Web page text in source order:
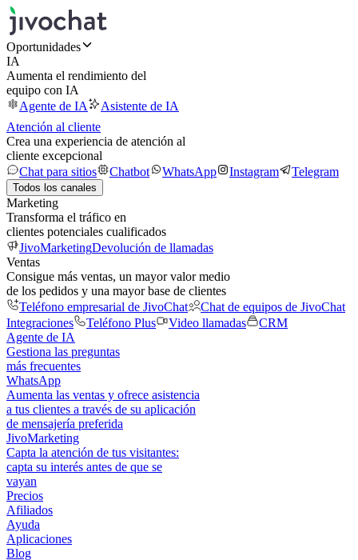
Oportunidades
IA
Aumenta el rendimiento del
equipo con IA
Agente de IA
Asistente de IA
Atención al cliente
Crea una experiencia de atención al
cliente excepcional
Chat para sitios
Chatbot WhatsApp Instagram Telegram
Todos los canales
Marketing
Transforma el tráfico en
clientes potenciales cualificados
JivoMarketingDevolución de llamadas
Ventas
Consigue más ventas, un mayor valor medio
de los pedidos y una mayor base de clientes
Teléfono empresarial de JivoChat
Chat de equipos de JivoChat
Integraciones
Teléfono Plus Video llamadas
CRM
Agente de IA
Gestiona las preguntas
más frecuentes
WhatsApp
Aumenta las ventas y ofrece asistencia
a tus clientes a través de su aplicación
de mensajería preferida
JivoMarketing
Capta la atención de tus visitantes:
capta su interés antes de que se
vayan
Precios
Afiliados
Ayuda
Aplicaciones
Blog